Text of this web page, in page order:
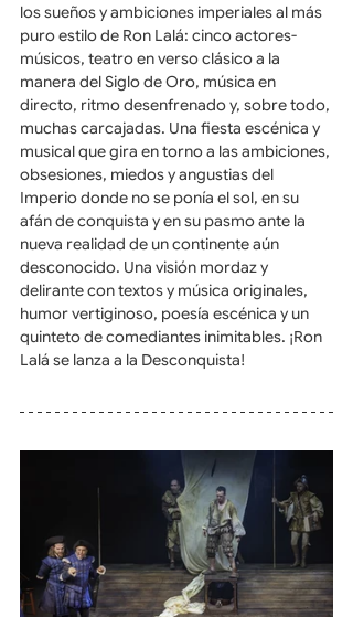
los sueños y ambiciones imperiales al más
puro estilo de Ron Lalá: cinco actores-
músicos, teatro en verso clásico a la
manera del Siglo de Oro, música en
directo, ritmo desenfrenado y, sobre todo,
muchas carcajadas. Una fiesta escénica y
musical que gira en torno a las ambiciones,
obsesiones, miedos y angustias del
Imperio donde no se ponía el sol, en su
afán de conquista y en su pasmo ante la
nueva realidad de un continente aún
desconocido. Una visión mordaz y
delirante con textos y música originales,
humor vertiginoso, poesía escénica y un
quinteto de comediantes inimitables. ¡Ron
Lalá se lanza a la Desconquista!